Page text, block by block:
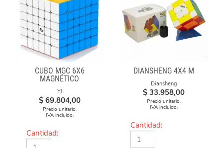
CUBO MGC 6X6
MAGNÉTICO
STICKERLESS
YJ
$ 69.804,00
Precio unitario.
IVA incluido.
Cantidad:
DIANSHENG 4X4 M
Diansheng
$ 33.958,00
Precio unitario.
IVA incluido.
Cantidad: